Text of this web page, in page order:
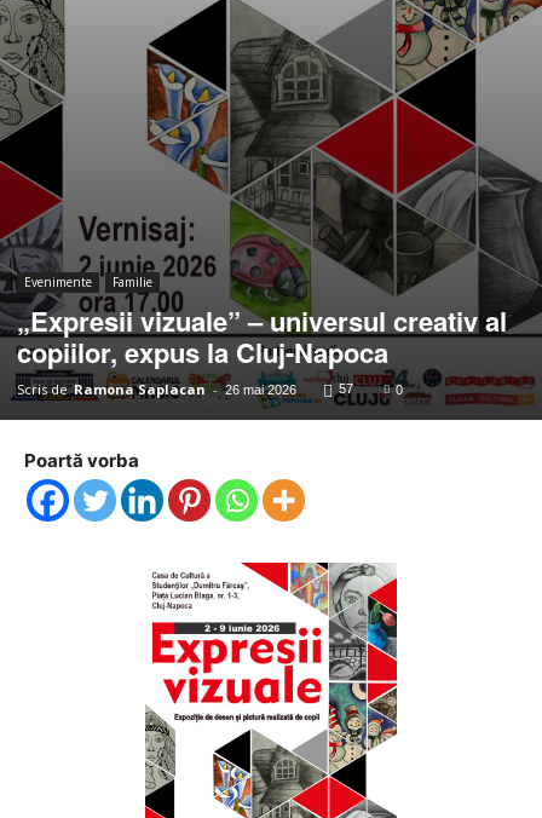
Evenimente Familie
„Expresii vizuale” – universul creativ al
copiilor, expus la Cluj-Napoca
Scris de Ramona Saplacan - 26 mai 2026 57 0
Poartă vorba